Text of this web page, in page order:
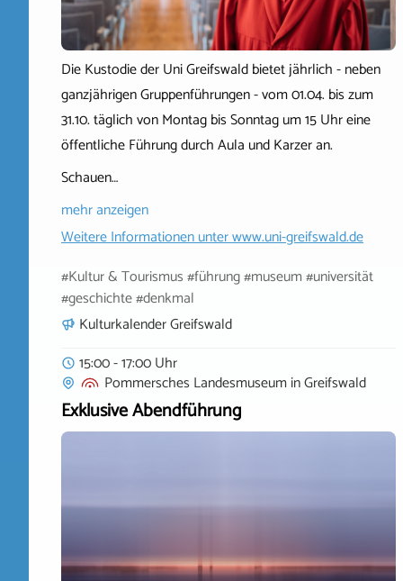
Die Kustodie der Uni Greifswald bietet jährlich - neben
ganzjährigen Gruppenführungen - vom 01.04. bis zum
31.10. täglich von Montag bis Sonntag um 15 Uhr eine
öffentliche Führung durch Aula und Karzer an.
Schauen…
mehr anzeigen
Weitere Informationen unterwww.uni-greifswald.de
#Kultur & Tourismus #führung #museum #universität
#geschichte #denkmal
Kulturkalender Greifswald
15:00 - 17:00 Uhr
Pommersches LandesmuseuminGreifswald
Exklusive Abendführung